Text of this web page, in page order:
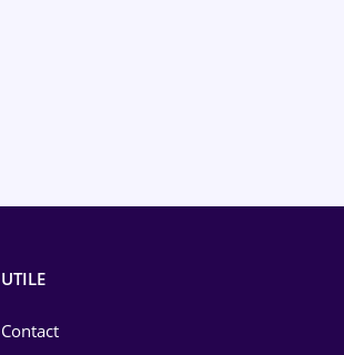
UTILE
Contact